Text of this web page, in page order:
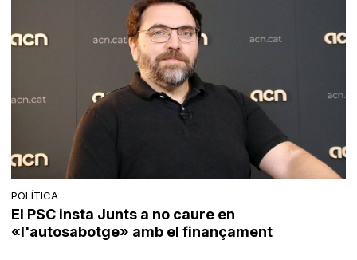
POLÍTICA
El PSC insta Junts a no caure en
«l'autosabotge» amb el finançament